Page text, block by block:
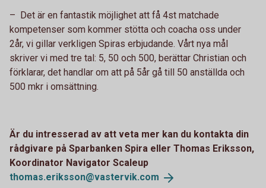
– Det är en fantastik möjlighet att få 4st matchade
kompetenser som kommer stötta och coacha oss under
2år, vi gillar verkligen Spiras erbjudande. Vårt nya mål
skriver vi med tre tal: 5, 50 och 500, berättar Christian och
förklarar, det handlar om att på 5år gå till 50 anställda och
500 mkr i omsättning.
Är du intresserad av att veta mer kan du kontakta din
rådgivare på Sparbanken Spira eller Thomas Eriksson,
Koordinator Navigator Scaleup
thomas.eriksson@vastervik.com